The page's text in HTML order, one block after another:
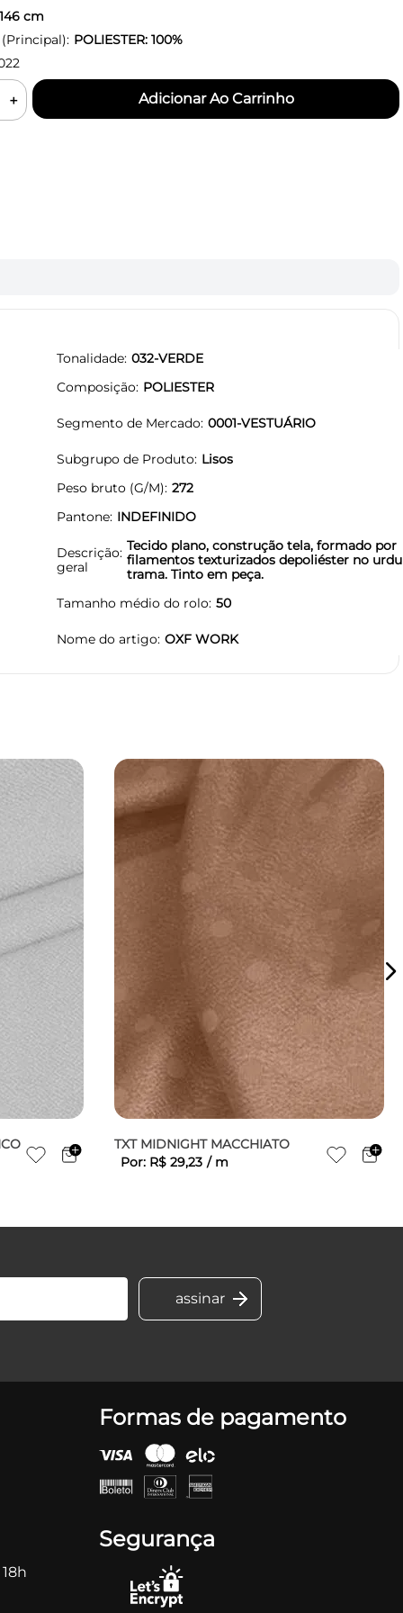
cm
POLIESTER: 100%
＋
Tonalidade 032-VERDE
Composição POLIESTER
Segmento de Mercado 0001-VESTUÁRIO
Subgrupo de Produto Lisos
Peso bruto (G/M) 272
Pantone INDEFINIDO
Descrição
geral
Tecido plano, construção tela, formado por
filamentos texturizados depoliéster no
trama. Tinto em peça.
Tamanho médio do rolo 50
Nome do artigo OXF WORK
TXT MIDNIGHT MACCHIATO
Por: R$ 29,23 / m
Formas de pagamento
Segurança